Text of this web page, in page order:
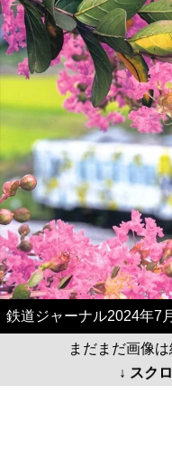
鉄道ジャーナル2024年7
まだまだ画像
↓ スク